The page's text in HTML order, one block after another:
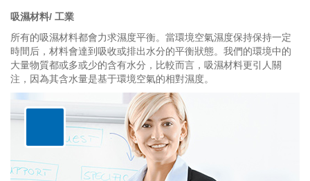
吸濕材料/ 工業
所有的吸濕材料都會力求濕度平衡。當環境空氣濕度保持保持一定
時間后，材料會達到吸收或排出水分的平衡狀態。我們的環境中的
大量物質都或多或少的含有水分，比較而言，吸濕材料更引人關
注，因為其含水量是基于環境空氣的相對濕度。